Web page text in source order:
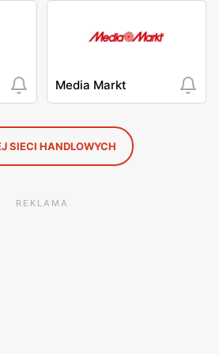
Media Markt
SIECI HANDLOWYCH
REKLAMA